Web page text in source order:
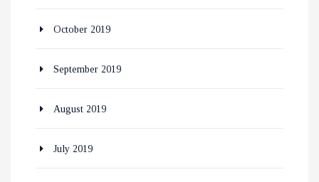
October 2019
September 2019
August 2019
July 2019